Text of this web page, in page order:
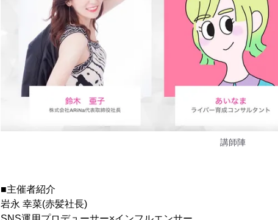
講師陣
■主催者紹介
岩永 幸菜(赤髪社長)